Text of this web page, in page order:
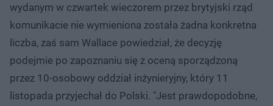
wydanym w czwartek wieczorem przez brytyjski rząd
komunikacie nie wymieniona została żadna konkretna
liczba, zaś sam Wallace powiedział, że decyzję
podejmie po zapoznaniu się z oceną sporządzoną
przez 10-osobowy oddział inżynieryjny, który 11
listopada przyjechał do Polski. "Jest prawdopodobne,